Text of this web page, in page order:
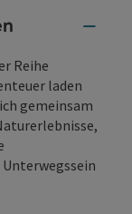
Reihe
laden
gemeinsam